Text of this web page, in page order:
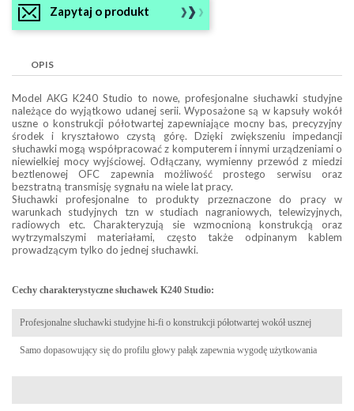
Zapytaj o produkt
OPIS
Model AKG K240 Studio to nowe, profesjonalne słuchawki studyjne
należące do wyjątkowo udanej serii. Wyposażone są w kapsuły wokół
uszne o konstrukcji półotwartej zapewniające mocny bas, precyzyjny
środek i kryształowo czystą górę. Dzięki zwiększeniu impedancji
słuchawki mogą współpracować z komputerem i innymi urządzeniami o
niewielkiej mocy wyjściowej. Odłączany, wymienny przewód z miedzi
beztlenowej OFC zapewnia możliwość prostego serwisu oraz
bezstratną transmisję sygnału na wiele lat pracy.
Słuchawki profesjonalne to produkty przeznaczone do pracy w
warunkach studyjnych tzn w studiach nagraniowych, telewizyjnych,
radiowych etc. Charakteryzują sie wzmocnioną konstrukcją oraz
wytrzymalszymi materiałami, często także odpinanym kablem
prowadzącym tylko do jednej słuchawki.
Cechy charakterystyczne słuchawek K240 Studio:
Profesjonalne słuchawki studyjne hi-fi o konstrukcji półotwartej wokół usznej
Samo dopasowujący się do profilu głowy pałąk zapewnia wygodę użytkowania